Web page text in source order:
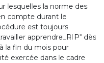
lesquelles la norme des
compte durant le
est toujours
apprendre_RIP" dès
la fin du mois pour
exercée dans le cadre